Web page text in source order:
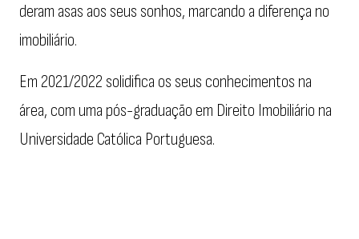
deram asas aos seus sonhos, marcando a diferença no
imobiliário.
Em 2021/2022 solidifica os seus conhecimentos na
área, com uma pós-graduação em Direito Imobiliário na
Universidade Católica Portuguesa.